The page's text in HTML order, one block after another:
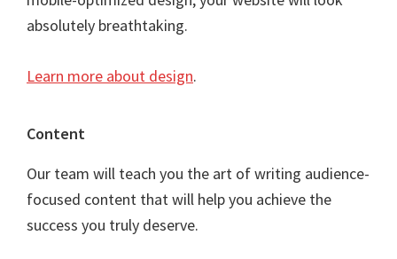
absolutely breathtaking.
Learn more about design.
Content
Our team will teach you the art of writing audience-
focused content that will help you achieve the
success you truly deserve.